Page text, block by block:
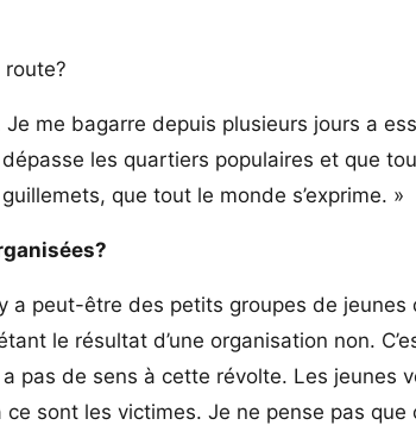
Je me bagarre depuis plusieurs jours a
les quartiers populaires et que
que tout le monde s’exprime. »
a peut-être des petits groupes de
le résultat d’une organisation non.
a pas de sens à cette révolte. Les jeunes
sont les victimes. Je ne pense pas que